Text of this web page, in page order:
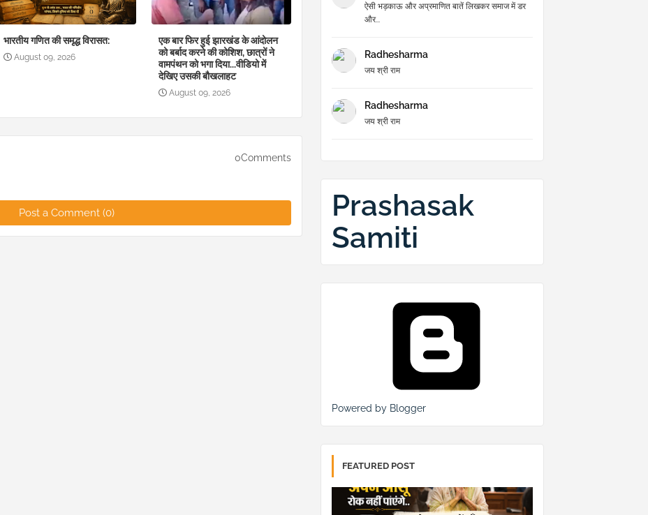
भारतीय गणित की समृद्ध विरासत:
August 09, 2026
एक बार फिर हुई झारखंड के आंदोलन
को बर्बाद करने की कोशिश, छात्रों ने
वामपंथन को भगा दिया...वीडियो में
देखिए उसकी बौखलाहट
August 09, 2026
0Comments
Post a Comment (0)
ऐसी भड़काऊ और अप्रमाणित बातें लिखकर समाज में डर
और...
Radhesharma
जय श्री राम
Radhesharma
जय श्री राम
Prashasak
Samiti
Powered by Blogger
FEATURED POST